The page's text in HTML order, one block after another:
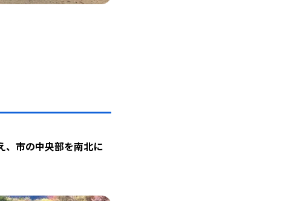
、市の中央部を南北に